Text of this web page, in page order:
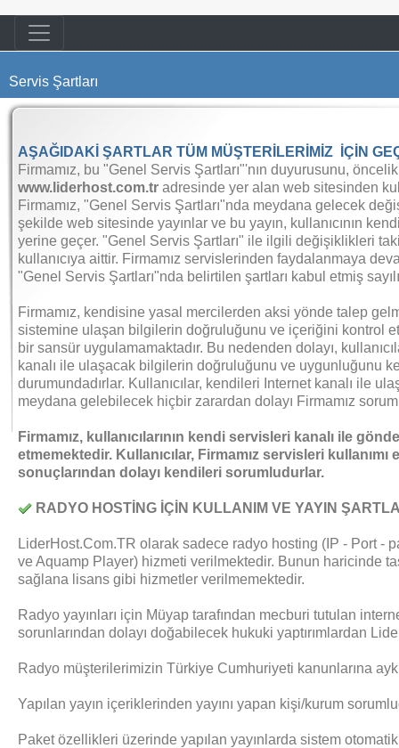
Servis Şartları
AŞAĞIDAKİ ŞARTLAR TÜM MÜŞTERİLERİMİZ İÇİN
Firmamız, bu "Genel Servis Şartları"'nın duyurusunu,
www.liderhost.com.tr adresinde yer alan web sitesinden
Firmamız, "Genel Servis Şartları"nda meydana gelecek
şekilde web sitesinde yayınlar ve bu yayın, kullanıcının
yerine geçer. "Genel Servis Şartları" ile ilgili değişiklikleri
kullanıcıya aittir. Firmamız servislerinden faydalanmaya
"Genel Servis Şartları"nda belirtilen şartları kabul etmiş
Firmamız, kendisine yasal mercilerden aksi yönde talep
sistemine ulaşan bilgilerin doğruluğunu ve içeriğini kontrol
bir sansür uygulamamaktadır. Bu nedenden dolayı,
kanalı ile ulaşacak bilgilerin doğruluğunu ve uygunluğunu
durumundadırlar. Kullanıcılar, kendileri Internet kanalı ile
meydana gelebilecek hiçbir zarardan dolayı Firmamız
Firmamız, kullanıcılarının kendi servisleri kanalı ile
etmemektedir. Kullanıcılar, Firmamız servisleri
sonuçlarından dolayı kendileri sorumludurlar.
RADYO HOSTİNG İÇİN KULLANIM VE YAYIN
LiderHost.Com.TR olarak sadece radyo hosting (IP - Port -
ve Aquamp Player) hizmeti verilmektedir. Bunun haricinde
sağlana lisans gibi hizmetler verilmemektedir.
Radyo yayınları için Müyap tarafından mecburi tutulan
sorunlarından dolayı doğabilecek hukuki yaptırımlardan
Radyo müşterilerimizin Türkiye Cumhuriyeti kanunlarına
Yapılan yayın içeriklerinden yayını yapan kişi/kurum
Paket özellikleri üzerinde yapılan yayınlarda sistem